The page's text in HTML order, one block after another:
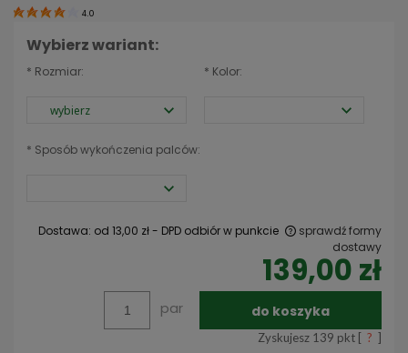
4.0
Wybierz wariant:
* Rozmiar: * Kolor:
* Sposób wykończenia palców:
Dostawa: od 13,00 zł- DPD odbiór w punkcie
Cena nie zawiera ewentualnych kosztów płatności
sprawdź formy
dostawy
139,00 zł
par do koszyka
Zyskujesz 139 pkt [ ? ]